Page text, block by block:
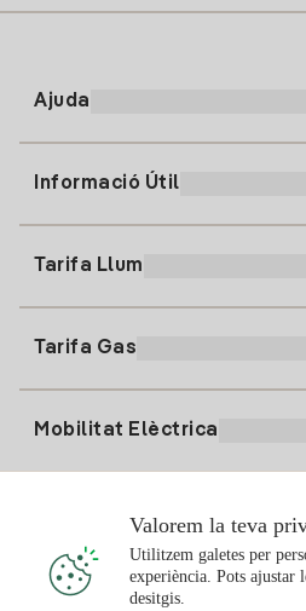
Ajuda
91 919 52 73
clientes@tuiberdrola.es
Informació Útil
Alta Gas
Tarifa Llum
Tarifa Gas
Mobilitat Elèctrica
Punts de Recàrrega
T'interessa
Valorem la teva
Utilitzem galetes per
experiència. Pots ajustar
desitgis.